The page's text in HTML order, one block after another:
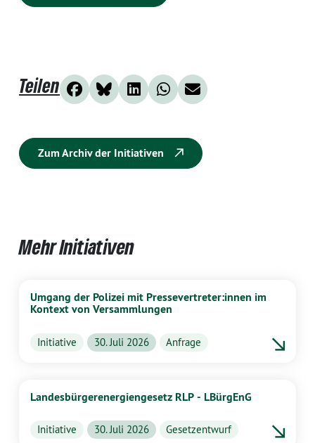
Teilen
Zum Archiv der Initiativen
Mehr Initiativen
Umgang der Polizei mit Pressevertreter:innen im
Kontext von Versammlungen
Initiative 30. Juli 2026 Anfrage
Landesbürgerenergiengesetz RLP - LBürgEnG
Initiative 30. Juli 2026 Gesetzentwurf